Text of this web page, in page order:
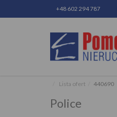
+48 602 294 787
Lista ofert 440690
Police